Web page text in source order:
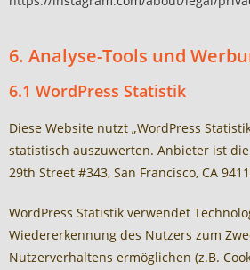
6. Analyse-Tools und
6.1 WordPress Statistik
Diese Website nutzt „WordPress
statistisch auszuwerten. Anbieter ist
29th Street #343, San Francisco, CA
WordPress Statistik verwendet
Wiedererkennung des Nutzers zum
Nutzerverhaltens ermöglichen (z.B.